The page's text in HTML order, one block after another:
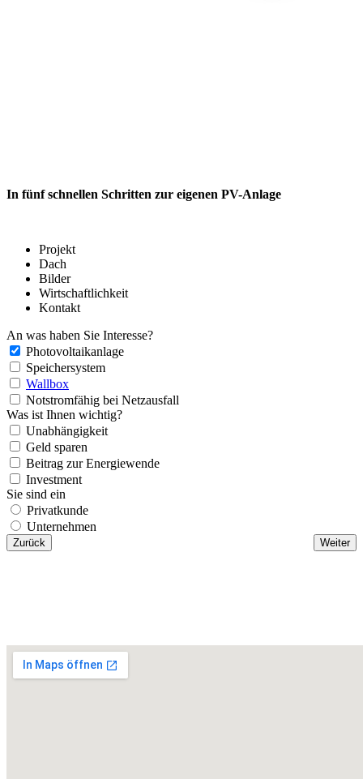
In fünf schnellen Schritten zur eigenen PV-Anlage
Projekt
Dach
Bilder
Wirtschaftlichkeit
Kontakt
An was haben Sie Interesse?
Photovoltaikanlage
Speichersystem
Wallbox
Notstromfähig bei Netzausfall
Was ist Ihnen wichtig?
Unabhängigkeit
Geld sparen
Beitrag zur Energiewende
Investment
Sie sind ein
Privatkunde
Unternehmen
Zurück Weiter